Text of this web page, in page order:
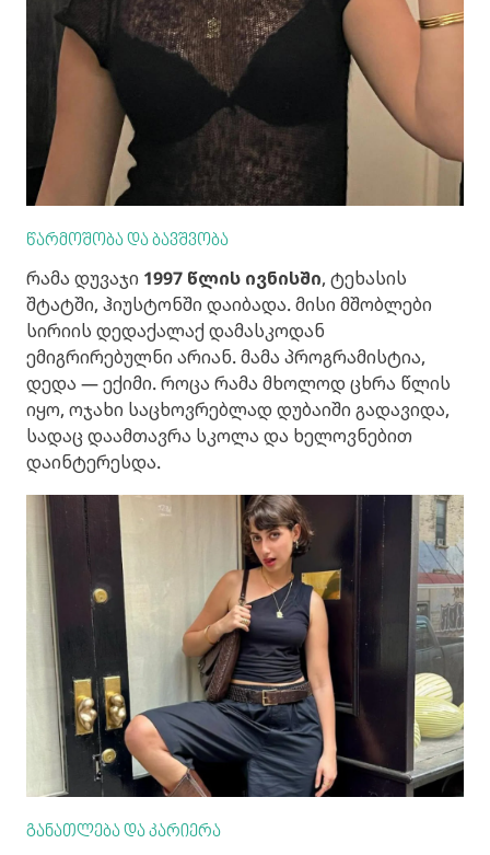
წარმოშობა და ბავშვობა
რამა დუვაჯი 1997 წლის ივნისში, ტეხასის
შტატში, ჰიუსტონში დაიბადა. მისი მშობლები
სირიის დედაქალაქ დამასკოდან
ემიგრირებულნი არიან. მამა პროგრამისტია,
დედა — ექიმი. როცა რამა მხოლოდ ცხრა წლის
იყო, ოჯახი საცხოვრებლად დუბაიში გადავიდა,
სადაც დაამთავრა სკოლა და ხელოვნებით
დაინტერესდა.
განათლება და კარიერა